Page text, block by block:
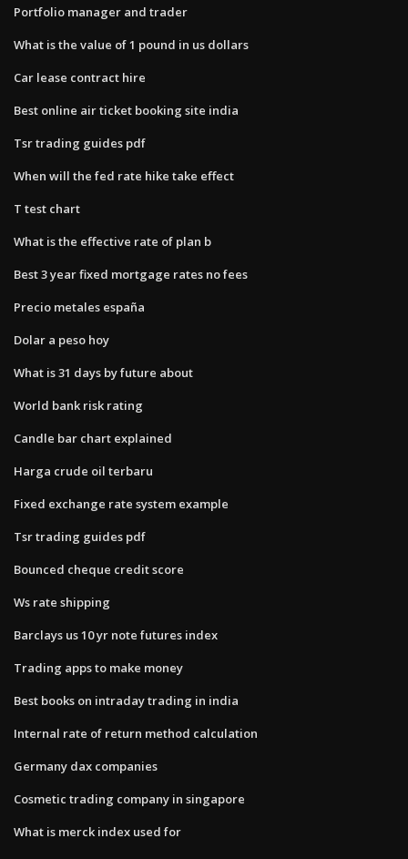
Portfolio manager and trader
What is the value of 1 pound in us dollars
Car lease contract hire
Best online air ticket booking site india
Tsr trading guides pdf
When will the fed rate hike take effect
T test chart
What is the effective rate of plan b
Best 3 year fixed mortgage rates no fees
Precio metales españa
Dolar a peso hoy
What is 31 days by future about
World bank risk rating
Candle bar chart explained
Harga crude oil terbaru
Fixed exchange rate system example
Tsr trading guides pdf
Bounced cheque credit score
Ws rate shipping
Barclays us 10 yr note futures index
Trading apps to make money
Best books on intraday trading in india
Internal rate of return method calculation
Germany dax companies
Cosmetic trading company in singapore
What is merck index used for